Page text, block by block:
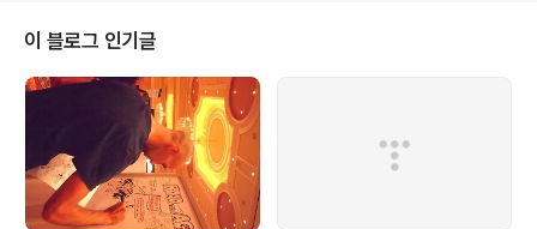
이 블로그 인기글